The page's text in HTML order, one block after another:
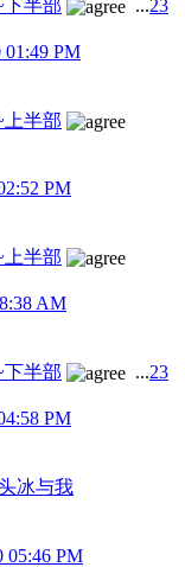
半部
...23
01:49 PM
半部
PM
半部
AM
半部
...23
PM
冰与我
05:46 PM